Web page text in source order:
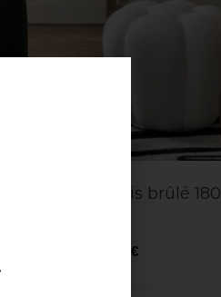
Banc Themis bois brûlé 180
€